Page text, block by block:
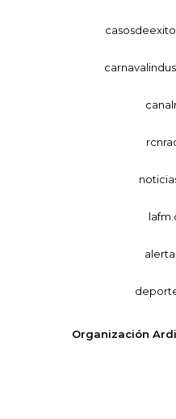
Organización